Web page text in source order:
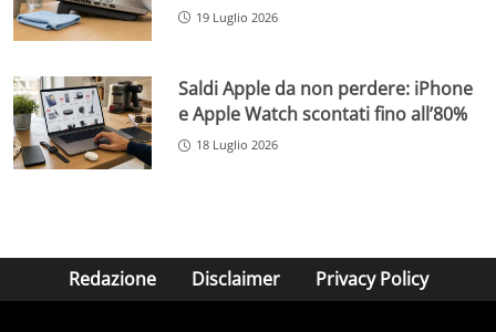
19 Luglio 2026
Saldi Apple da non perdere: iPhone
e Apple Watch scontati fino all’80%
18 Luglio 2026
Redazione Disclaimer Privacy Policy